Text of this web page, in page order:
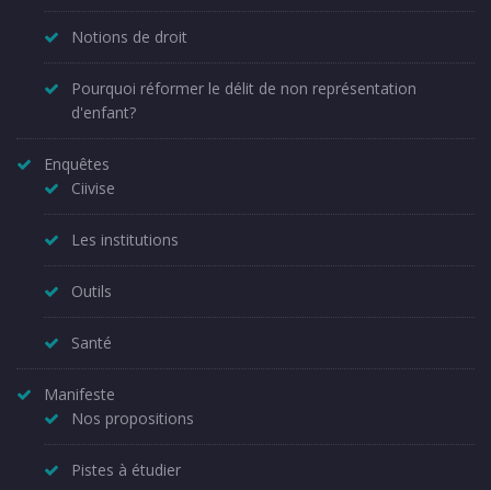
Notions de droit
Pourquoi réformer le délit de non représentation
d'enfant?
Enquêtes
Ciivise
Les institutions
Outils
Santé
Manifeste
Nos propositions
Pistes à étudier